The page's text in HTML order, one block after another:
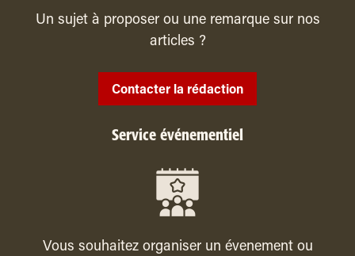
Un sujet à proposer ou une remarque sur nos
articles ?
Contacter la rédaction
Service événementiel
Vous souhaitez organiser un évenement ou